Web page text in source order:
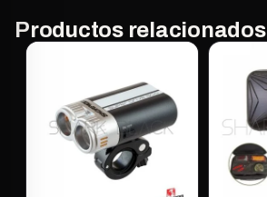
Productos relacionados